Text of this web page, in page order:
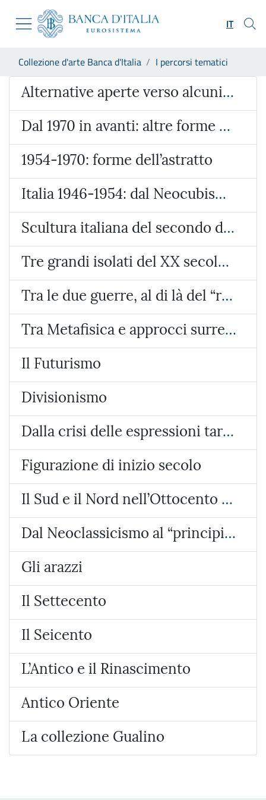
Skip to Main Content
Vai al sito istituzionale
Vai al menu di navigazione
Vai alla ricerca
Vai al footer
IT
Collezione d'arte Banca d'Italia I percorsi tematici
Percorso tematico
Alternative aperte verso alcuni degli svolgimenti del secondo Novecento
Dal 1970 in avanti: altre forme dell’astratto
1954-1970: forme dell’astratto
Italia 1946-1954: dal Neocubismo all’“Astratto-Concreto”
Scultura italiana del secondo dopoguerra
Tre grandi isolati del XX secolo: Morandi, de Pisis, Pirandello
Tra le due guerre, al di là del “ritorno all’ordine“
Tra Metafisica e approcci surreali
Il Futurismo
Divisionismo
Dalla crisi delle espressioni tardo-ottocentesche alle avanguardie e al “ritorno all’ordine”
Figurazione di inizio secolo
Il Sud e il Nord nell’Ottocento italiano
Dal Neoclassicismo al “principio di verità”
Gli arazzi
Il Settecento
Il Seicento
L’Antico e il Rinascimento
Antico Oriente
La collezione Gualino